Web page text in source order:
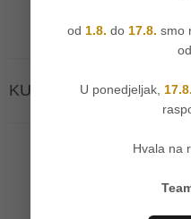
KUHINJE KNAPIĆ
od 1.8. do 17.8. smo
U ponedjeljak, 17.8.
Hvala na